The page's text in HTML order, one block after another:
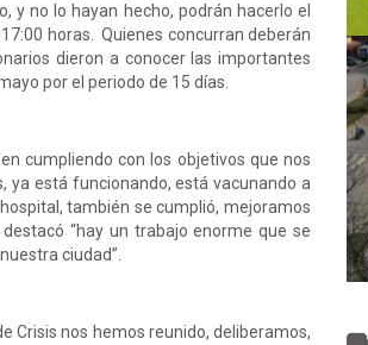
y no lo hayan hecho, podrán hacerlo el
horas. Quienes concurran deberán
dieron a conocer las importantes
por el periodo de 15 días.
cumpliendo con los objetivos que nos
ya está funcionando, está vacunando a
también se cumplió, mejoramos
“hay un trabajo enorme que se
ciudad”.
Crisis nos hemos reunido, deliberamos,